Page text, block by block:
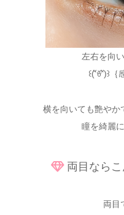
左右を向
꒰(͏ʻัꈊʻั
横を向いても艶やか
瞳を綺麗
両目なら
両目